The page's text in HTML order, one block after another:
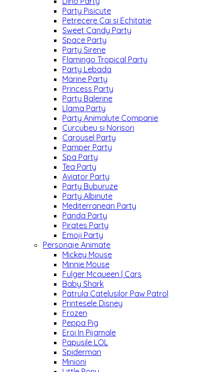
Party Pisicute
Petrecere Cai si Echitatie
Sweet Candy Party
Space Party
Party Sirene
Flamingo Tropical Party
Party Lebada
Marine Party
Princess Party
Party Balerine
Llama Party
Party Animalute Companie
Curcubeu si Norisori
Carousel Party
Pamper Party
Spa Party
Tea Party
Aviator Party
Party Buburuze
Party Albinute
Mediterranean Party
Panda Party
Pirates Party
Emoji Party
Personaje Animate
Mickey Mouse
Minnie Mouse
Fulger Mcqueen | Cars
Baby Shark
Patrula Catelusilor Paw Patrol
Printesele Disney
Frozen
Peppa Pig
Eroi In Pijamale
Papusile LOL
Spiderman
Minioni